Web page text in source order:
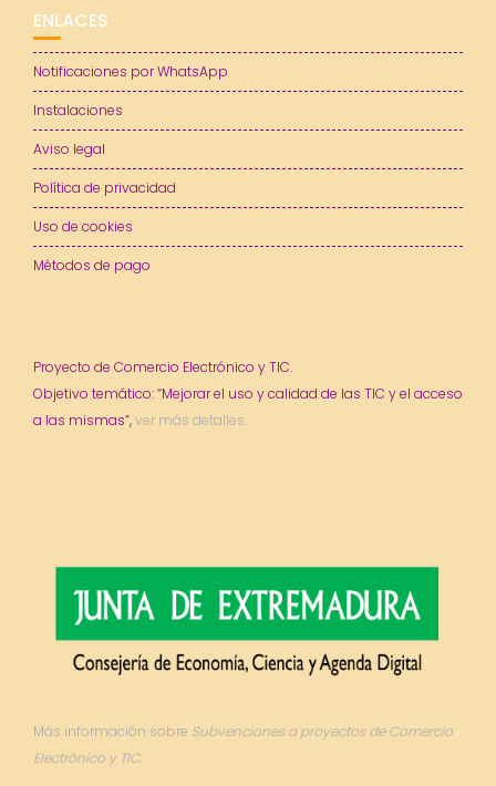
ENLACES
Notificaciones por WhatsApp
Instalaciones
Aviso legal
Política de privacidad
Uso de cookies
Métodos de pago
Proyecto de Comercio Electrónico y TIC.
Objetivo temático: “Mejorar el uso y calidad de las TIC y el acceso
a las mismas”,ver más detalles.
Más información sobre Subvenciones a proyectos de Comercio
Electrónico y TIC.